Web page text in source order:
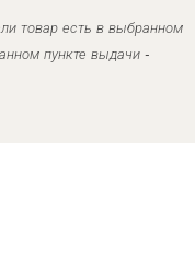
товар есть в выбранном
пункте выдачи -